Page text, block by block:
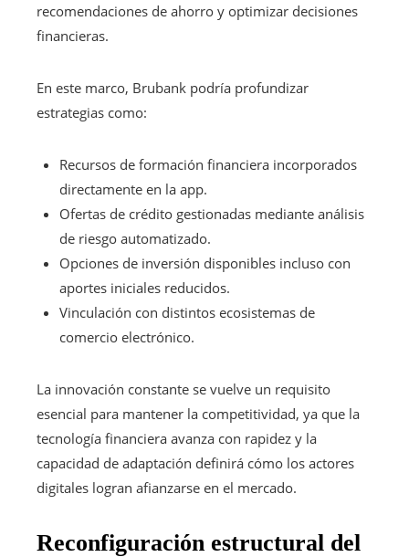
recomendaciones de ahorro y optimizar decisiones
financieras.
En este marco, Brubank podría profundizar
estrategias como:
Recursos de formación financiera incorporados
directamente en la app.
Ofertas de crédito gestionadas mediante análisis
de riesgo automatizado.
Opciones de inversión disponibles incluso con
aportes iniciales reducidos.
Vinculación con distintos ecosistemas de
comercio electrónico.
La innovación constante se vuelve un requisito
esencial para mantener la competitividad, ya que la
tecnología financiera avanza con rapidez y la
capacidad de adaptación definirá cómo los actores
digitales logran afianzarse en el mercado.
Reconfiguración estructural del